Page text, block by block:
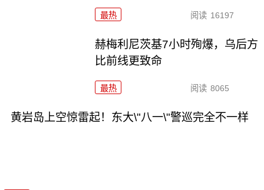
最热 阅读 16197
赫梅利尼茨基7小时殉爆，乌后方
比前线更致命
最热 阅读 8065
黄岩岛上空惊雷起！东大\"八一\"警巡完全不一样